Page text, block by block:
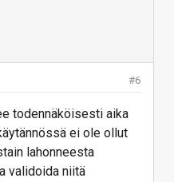
#6
todennäköisesti aika
ei ole ollut
lahonneesta
validoida niitä